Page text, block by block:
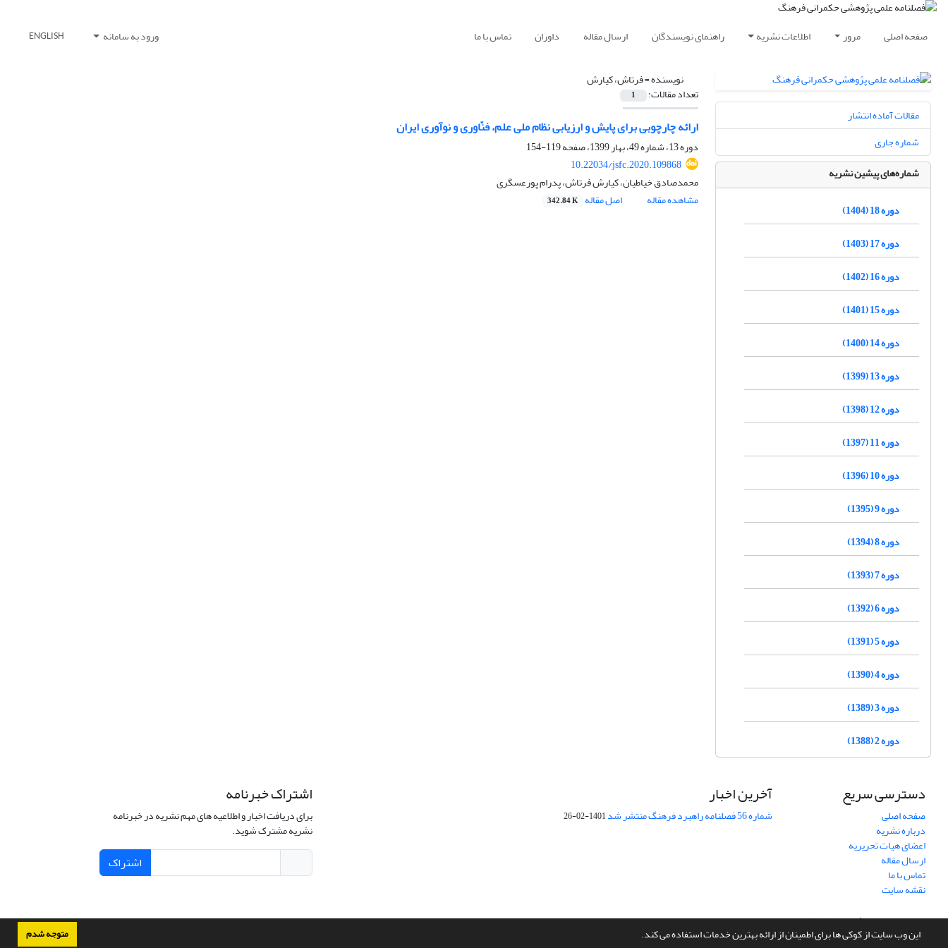
این وب سایت از کوکی ها برای اطمینان از ارائه بهترین خدمات استفاده می کند. متوجه شدم
صفحه اصلی مرور اطلاعات نشریه راهنمای نویسندگان ارسال مقاله داوران تماس با ما ورود به سامانه ENGLISH
نویسنده =فرتاش، کیارش
تعداد مقالات: 1
ارائه چارچوبی برای پایش و ارزیابی نظام ملی علم، فنّاوری و نوآوری ایران
دوره 13، شماره 49، بهار 1399، صفحه
119-154
10.22034/jsfc.2020.109868
محمدصادق خیاطیان، کیارش فرتاش، پدرام پورعسگری
مشاهده مقاله
اصل مقاله 342.84 K
مقالات آماده انتشار
شماره جاری
شماره‌های پیشین نشریه
دوره 18 (1404)
دوره 17 (1403)
دوره 16 (1402)
دوره 15 (1401)
دوره 14 (1400)
دوره 13 (1399)
دوره 12 (1398)
دوره 11 (1397)
دوره 10 (1396)
دوره 9 (1395)
دوره 8 (1394)
دوره 7 (1393)
دوره 6 (1392)
دوره 5 (1391)
دوره 4 (1390)
دوره 3 (1389)
دوره 2 (1388)
دسترسی سریع
صفحه اصلی
درباره نشریه
اعضای هیات تحریریه
ارسال مقاله
تماس با ما
نقشه سایت
آخرین اخبار
شماره 56 فصلنامه راهبرد فرهنگ منتشر شد 1401-02-26
اشتراک خبرنامه
برای دریافت اخبار و اطلاعیه های مهم نشریه در خبرنامه
نشریه مشترک شوید.
اشتراک
سامانه مدیریت نشریات علمی.طراحی و پیاده سازی ازسیناوب